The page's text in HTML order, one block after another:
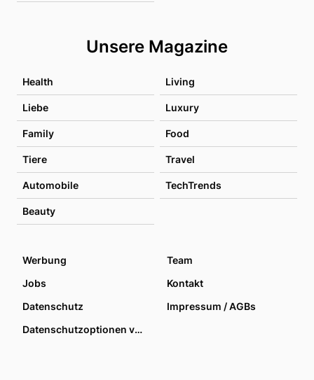
Unsere Magazine
Health Living
Liebe Luxury
Family Food
Tiere Travel
Automobile TechTrends
Beauty
Werbung
Team
Jobs
Kontakt
Datenschutz
Impressum / AGBs
Datenschutzoptionen verwalten